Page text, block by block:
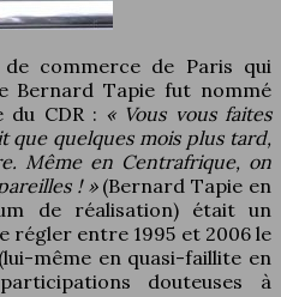
commerce de Paris qui
Bernard Tapie fut nommé
du CDR : « Vous vous faites
que quelques mois plus tard,
Même en Centrafrique, on
! »(Bernard Tapie en
de réalisation) était un
régler entre 1995 et 2006 le
même en quasi-faillite en
douteuses à